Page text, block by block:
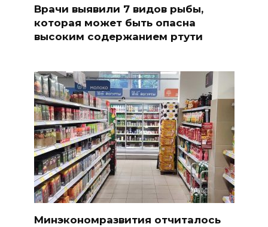
Врачи выявили 7 видов рыбы,
которая может быть опасна
высоким содержанием ртути
Минэкономразвития отчиталось